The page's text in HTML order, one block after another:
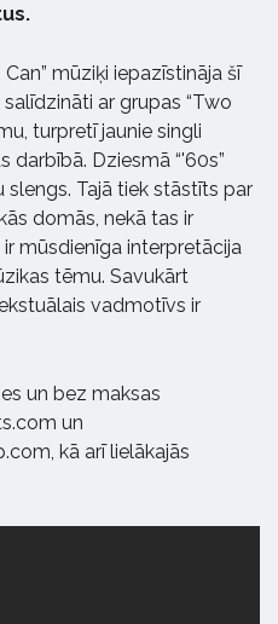
mūziķi iepazīstināja šī
ar grupas “Two
turpretī jaunie singli
darbībā. Dziesmā “'60s”
Tajā tiek stāstīts par
domās, nekā tas ir
mūsdienīga interpretācija
tēmu. Savukārt
vadmotīvs ir
un bez maksas
un
kā arī lielākajās